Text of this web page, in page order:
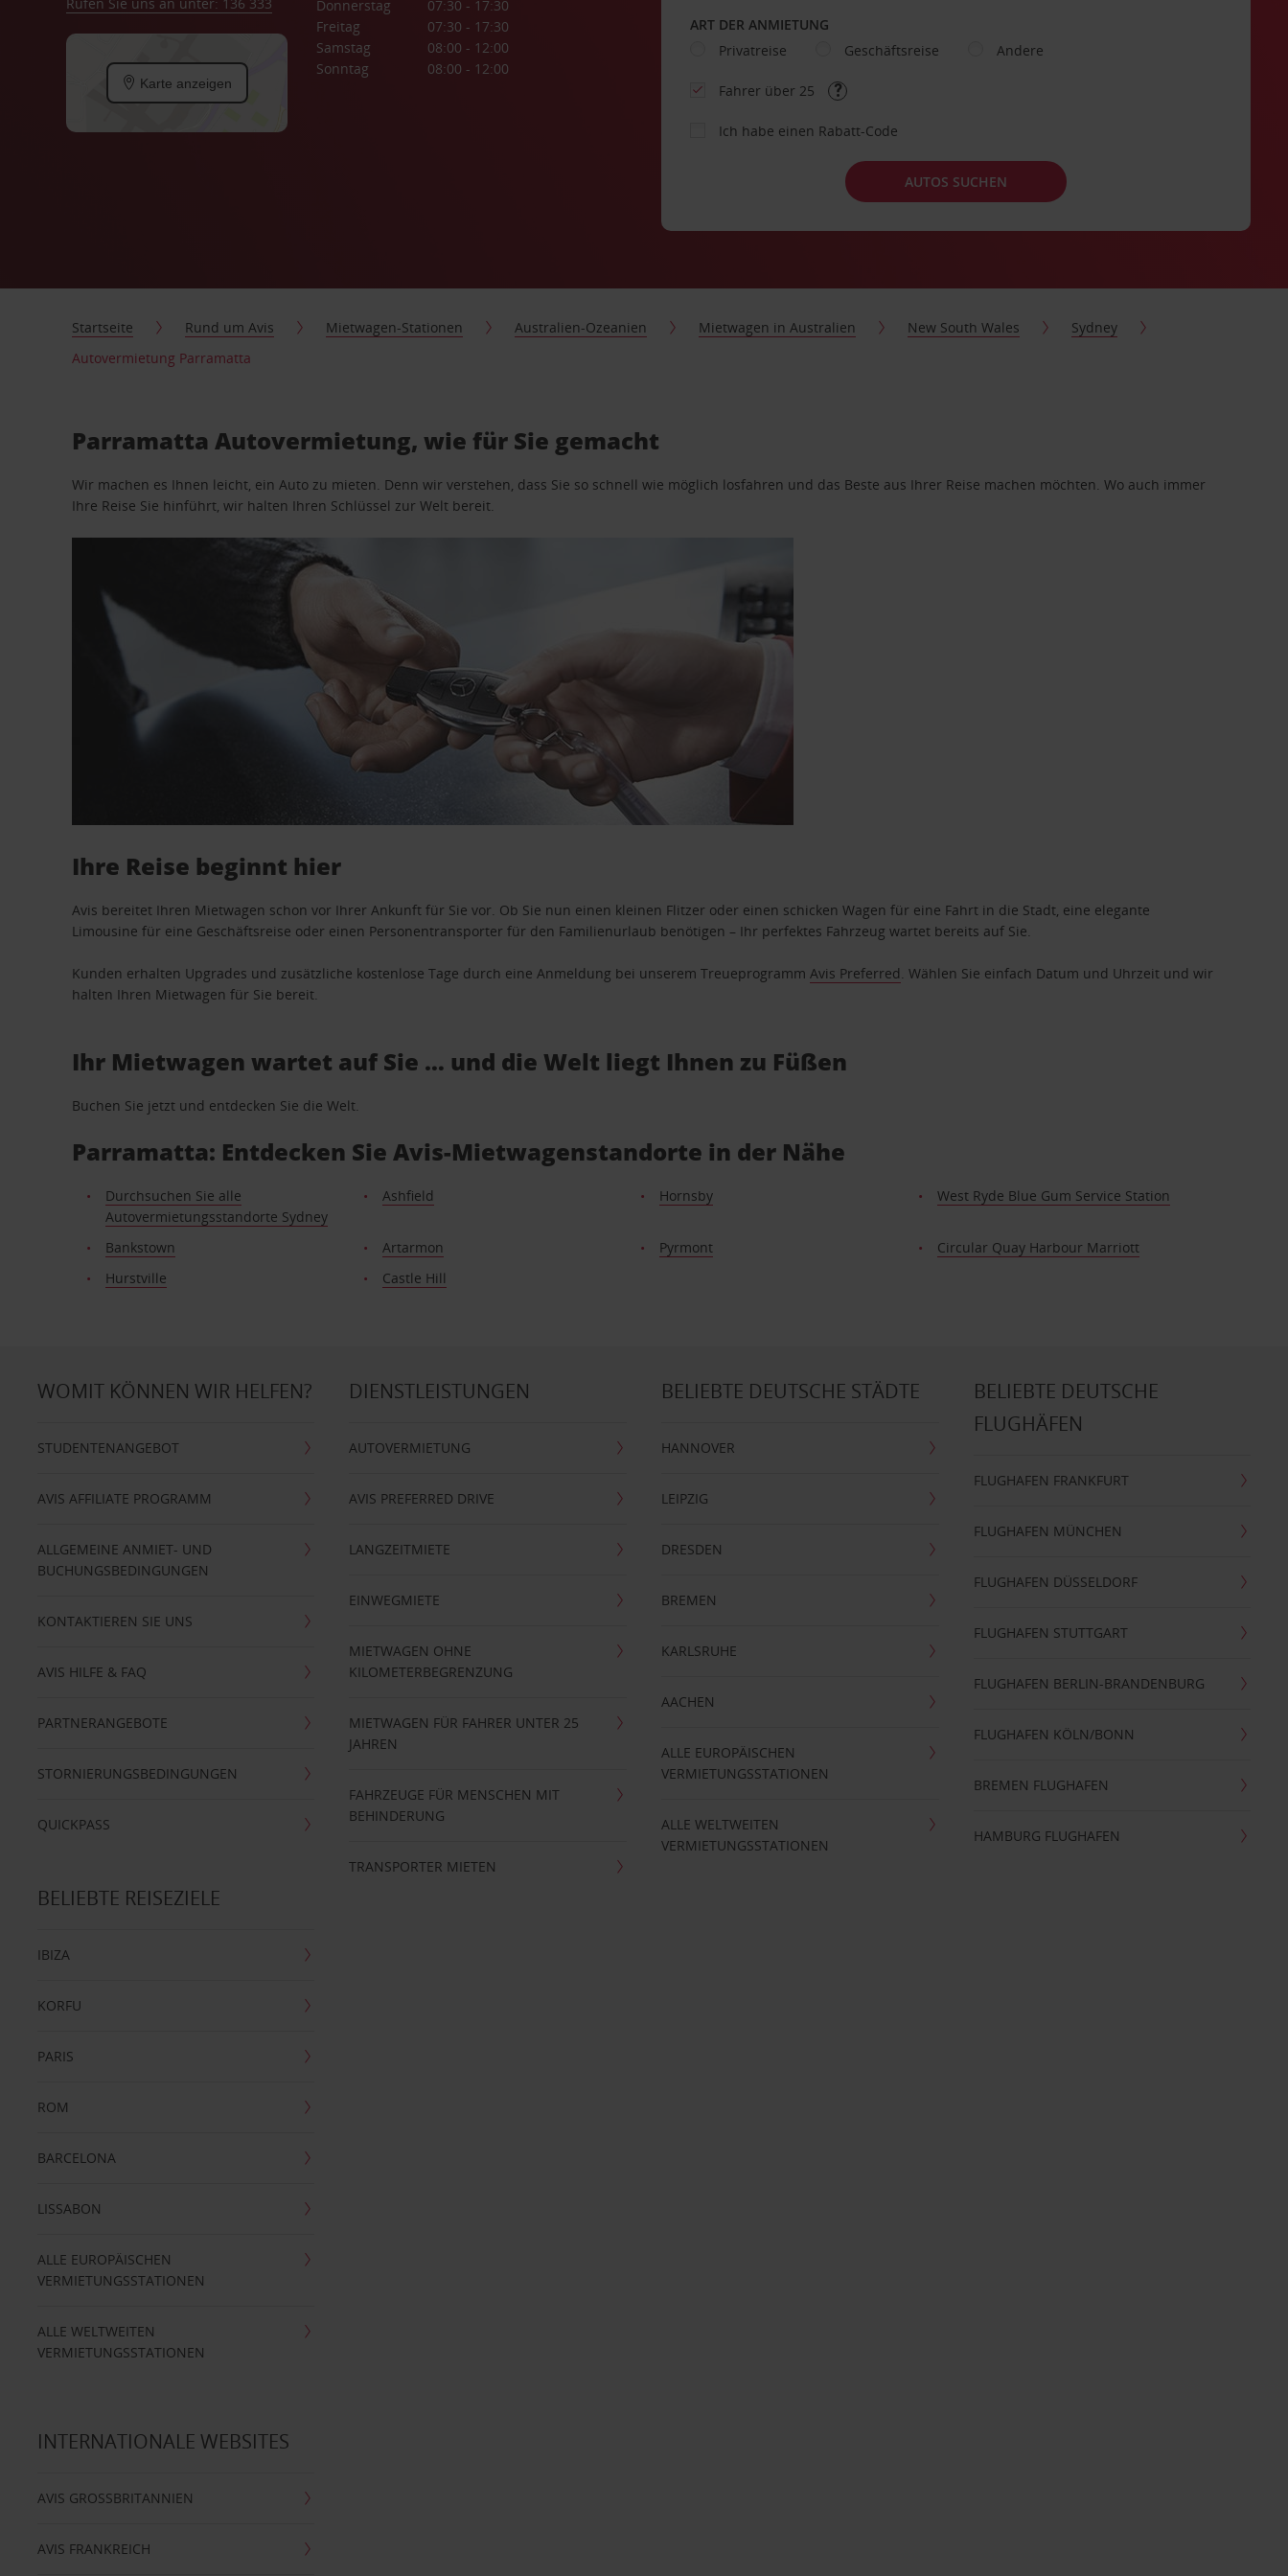
Karte anzeigen
Donnerstag
07:30 - 17:30
Freitag
07:30 - 17:30
Samstag
08:00 - 12:00
Sonntag
08:00 - 12:00
ART DER ANMIETUNG
Privatreise
Geschäftsreise Andere
Fahrer über 25
Ich habe einen Rabatt-Code
AUTOS SUCHEN
Startseite Rund um Avis Mietwagen-Stationen Australien-Ozeanien Mietwagen in Australien New South Wales
Sydney
Autovermietung Parramatta
Parramatta Autovermietung, wie für Sie gemacht
Wir machen es Ihnen leicht, ein Auto zu mieten. Denn wir verstehen, dass Sie so schnell wie möglich losfahren und das Beste aus Ihrer Reise machen möchten. Wo auch immer
Ihre Reise Sie hinführt, wir halten Ihren Schlüssel zur Welt bereit.
Ihre Reise beginnt hier
Avis bereitet Ihren Mietwagen schon vor Ihrer Ankunft für Sie vor. Ob Sie nun einen kleinen Flitzer oder einen schicken Wagen für eine Fahrt in die Stadt, eine elegante
Limousine für eine Geschäftsreise oder einen Personentransporter für den Familienurlaub benötigen – Ihr perfektes Fahrzeug wartet bereits auf Sie.
Kunden erhalten Upgrades und zusätzliche kostenlose Tage durch eine Anmeldung bei unserem TreueprogrammAvis Preferred. Wählen Sie einfach Datum und Uhrzeit und wir
halten Ihren Mietwagen für Sie bereit.
Ihr Mietwagen wartet auf Sie … und die Welt liegt Ihnen zu Füßen
Buchen Sie jetzt und entdecken Sie die Welt.
Parramatta: Entdecken Sie Avis-Mietwagenstandorte in der Nähe
Durchsuchen Sie alle
Autovermietungsstandorte Sydney
Ashfield Hornsby West Ryde Blue Gum Service Station
Bankstown Artarmon Pyrmont
Circular Quay Harbour Marriott
Hurstville
Castle Hill
WOMIT KÖNNEN WIR HELFEN?
STUDENTENANGEBOT
AVIS AFFILIATE PROGRAMM
ALLGEMEINE ANMIET- UND
BUCHUNGSBEDINGUNGEN
KONTAKTIEREN SIE UNS
AVIS HILFE & FAQ
PARTNERANGEBOTE
STORNIERUNGSBEDINGUNGEN
QUICKPASS
DIENSTLEISTUNGEN
AUTOVERMIETUNG
AVIS PREFERRED DRIVE
LANGZEITMIETE
EINWEGMIETE
MIETWAGEN OHNE
KILOMETERBEGRENZUNG
MIETWAGEN FÜR FAHRER UNTER 25
JAHREN
FAHRZEUGE FÜR MENSCHEN MIT
BEHINDERUNG
TRANSPORTER MIETEN
BELIEBTE DEUTSCHE STÄDTE
HANNOVER
LEIPZIG
DRESDEN
BREMEN
KARLSRUHE
AACHEN
ALLE EUROPÄISCHEN
VERMIETUNGSSTATIONEN
ALLE WELTWEITEN
VERMIETUNGSSTATIONEN
BELIEBTE DEUTSCHE
FLUGHÄFEN
FLUGHAFEN FRANKFURT
FLUGHAFEN MÜNCHEN
FLUGHAFEN DÜSSELDORF
FLUGHAFEN STUTTGART
FLUGHAFEN BERLIN-BRANDENBURG
FLUGHAFEN KÖLN/BONN
BREMEN FLUGHAFEN
HAMBURG FLUGHAFEN
BELIEBTE REISEZIELE
IBIZA
KORFU
PARIS
ROM
BARCELONA
LISSABON
ALLE EUROPÄISCHEN
VERMIETUNGSSTATIONEN
ALLE WELTWEITEN
VERMIETUNGSSTATIONEN
INTERNATIONALE WEBSITES
AVIS GROSSBRITANNIEN
AVIS FRANKREICH